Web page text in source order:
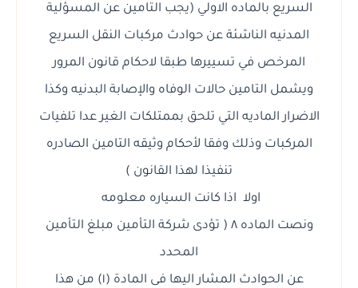
السريع بالماده الاولي (يجب التامين عن المسؤلية
المدنيه الناشئة عن حوادث مركبات النقل السريع
المرخص في تسييرها طبقا لاحكام قانون المرور
ويشمل التامين حالات الوفاه والإصابة البدنيه وكذا
الاضرار الماديه التي تلحق بممتلكات الغير عدا تلفيات
المركبات وذلك وفقا لأحكام وثيقه التامين الصادره
تنفيذا لهذا القانون )
اولا اذا كانت السياره معلومه
ونصت الماده ٨ ( تؤدى شركة التأمين مبلغ التأمين
المحدد
عن الحوادث المشار اليها فى المادة (١) من هذا